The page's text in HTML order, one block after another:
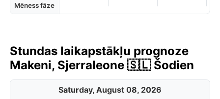
Mēness fāze
Stundas laikapstākļu prognoze
Makeni, Sjerraleone 🇸🇱 Šodien
Saturday, August 08, 2026